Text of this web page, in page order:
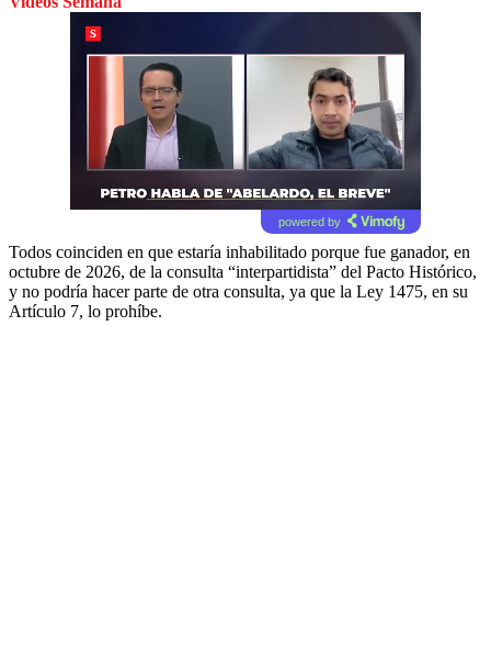
powered by
Todos coinciden en que estaría inhabilitado porque fue ganador, en
octubre de 2026, de la consulta “interpartidista” del Pacto Histórico,
y no podría hacer parte de otra consulta, ya que la Ley 1475, en su
Artículo 7, lo prohíbe.